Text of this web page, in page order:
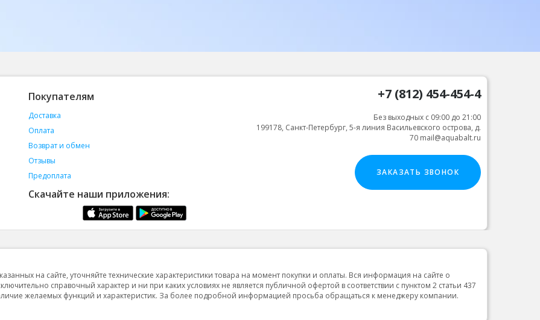
Покупателям
Доставка
Оплата
Возврат и обмен
Отзывы
Предоплата
Скачайте наши приложения:
+7 (812) 454-454-4
Без выходных с 09:00 до 21:00
199178, Санкт-Петербург, 5-я линия Васильевского острова, д.
70 mail@aquabalt.ru
ЗАКАЗАТЬ ЗВОНОК
на сайте, уточняйте технические характеристики товара на момент покупки и оплаты. Вся информация на сайте о
справочный характер и ни при каких условиях не является публичной офертой в соответствии с пунктом 2 статьи 437
желаемых функций и характеристик. За более подробной информацией просьба обращаться к менеджеру компании.